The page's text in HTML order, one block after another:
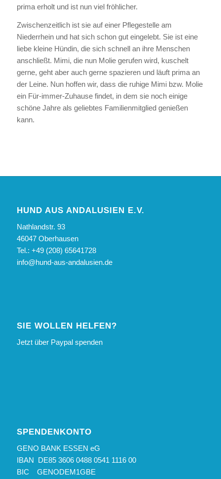
prima erholt und ist nun viel fröhlicher.
Zwischenzeitlich ist sie auf einer Pflegestelle am
Niederrhein und hat sich schon gut eingelebt. Sie ist eine
liebe kleine Hündin, die sich schnell an ihre Menschen
anschließt. Mimi, die nun Molie gerufen wird, kuschelt
gerne, geht aber auch gerne spazieren und läuft prima an
der Leine. Nun hoffen wir, dass die ruhige Mimi bzw. Molie
ein Für-immer-Zuhause findet, in dem sie noch einige
schöne Jahre als geliebtes Familienmitglied genießen
kann.
HUND AUS ANDALUSIEN E.V.
Nathlandstr. 93
46047 Oberhausen
Tel.: +49 (208) 65641728
info@hund-aus-andalusien.de
SIE WOLLEN HELFEN?
Jetzt über Paypal spenden
SPENDENKONTO
GENO BANK ESSEN eG
IBAN DE85 3606 0488 0541 1116 00
BIC GENODEM1GBE